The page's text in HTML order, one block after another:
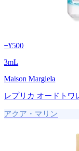
+¥500
3mL
Maison Margiela
レプリカ オードトワ
アクア・マリン